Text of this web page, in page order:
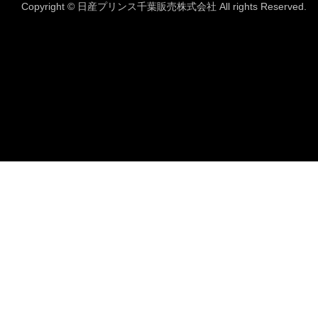
Copyright © 日産プリンス千葉販売株式会社 All rights Reserved.